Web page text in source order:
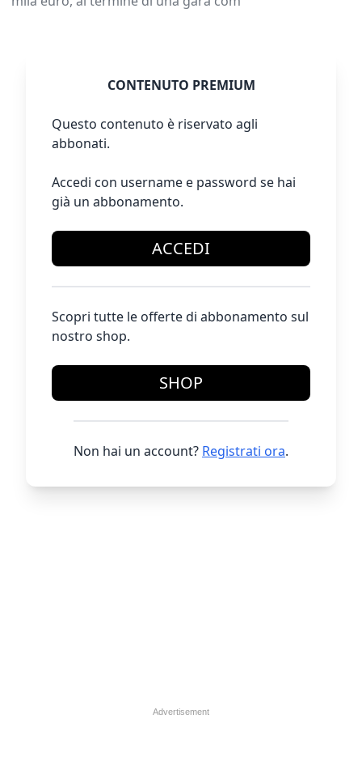
CONTENUTO PREMIUM
Questo contenuto è riservato agli
abbonati.
Accedi con username e password se hai
già un abbonamento.
ACCEDI
Scopri tutte le offerte di abbonamento sul
nostro shop.
SHOP
Non hai un account? Registrati ora.